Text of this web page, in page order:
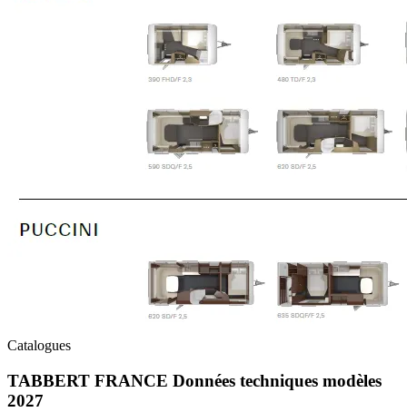
Catalogues
TABBERT FRANCE Données techniques modèles
2027